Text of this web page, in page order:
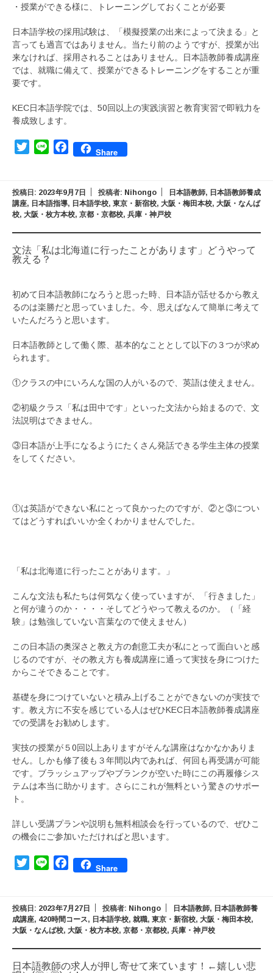
・授業ができる様に、トレーニングしておくことが必要
日本語学校の採用試験は、「模擬授業の出来によって決まる」と
言っても過言ではありません。当たり前のようですが、授業が出
来なければ、採用されることはありません。日本語教師養成講座
では、就職に備えて、授業ができるトレーニングをすることが重
要です。
KEC日本語学院では、50回以上の実践演習と教育実習で即戦力を
養成致します。
TwitterLine FacebookShare
投稿日: 2023年9月7日 投稿者: Nihongo 日本語教師, 日本語教師養成
講座, 日本語指導, 日本語学校, 東京・新宿校, 大阪・梅田本校, 大阪・なんば
校, 大阪・枚方本校, 京都・京都校, 兵庫・神戸校
文法「私は北海道に行ったことがあります」どうやって
教える？
初めて日本語教師になろうと思った時、日本語が話せるから教え
るのは楽勝だと思っていました。今、思えばなんて簡単に考えて
いたんだろうと思います。
日本語教師として働く際、基本的なこととして以下の３つが求め
られます。
①クラスの中にいろんな国の人がいるので、英語は使えません。
②初級クラス「私は田中です」といった文法から始まるので、文
法説明はできません。
③日本語が上手になるようにたくさん発話できる学生主体の授業
をしてください。
①は英語ができない私にとって良かったのですが、②と③につい
てはどうすればいいか全くわかりませんでした。
「私は北海道に行ったことがあります。」
こんな文法も私たちは何気なく使っていますが、「行きました」
と何が違うのか・・・・そしてどうやって教えるのか。（「経
験」は勉強していない言葉なので使えません）
この日本語の奥深さと教え方の創意工夫が私にとって面白いと感
じるのですが、その教え方も養成講座に通って実技を身につけた
からこそできることです。
基礎を身につけていないと積み上げることができないのが実技で
す。教え方に不安を感じている人はぜひKEC日本語教師養成講座
での受講をお勧めします。
実技の授業が５0回以上ありますがそんな講座はなかなかありま
せん。しかも修了後も３年間以内であれば、何回も再受講が可能
です。ブラッシュアップやブランクが空いた時にこの再履修シス
テムは本当に助かります。さらにこれが無料という驚きのサポー
ト。
詳しい受講プランや説明も無料相談会を行っているので、ぜひこ
の機会にご参加いただければと思います。
TwitterLine FacebookShare
投稿日: 2023年7月27日 投稿者: Nihongo 日本語教師, 日本語教師養
成講座, 420時間コース, 日本語学校, 就職, 東京・新宿校, 大阪・梅田本校,
大阪・なんば校, 大阪・枚方本校, 京都・京都校, 兵庫・神戸校
日本語教師の求人が押し寄せて来ています！←嬉しい悲